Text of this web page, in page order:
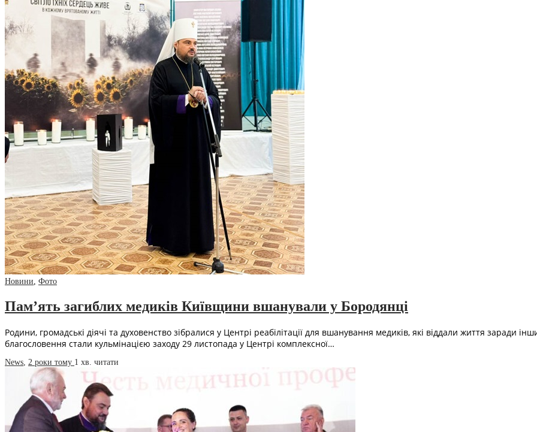
Новини, Фото
Пам’ять загиблих медиків Київщини вшанували у Бородянці
Родини, громадські діячі та духовенство зібралися у Центрі реабілітації для вшанування медиків, які віддали життя заради
благословення стали кульмінацією заходу 29 листопада у Центрі комплексної…
News 2 роки тому 1 хв. читати